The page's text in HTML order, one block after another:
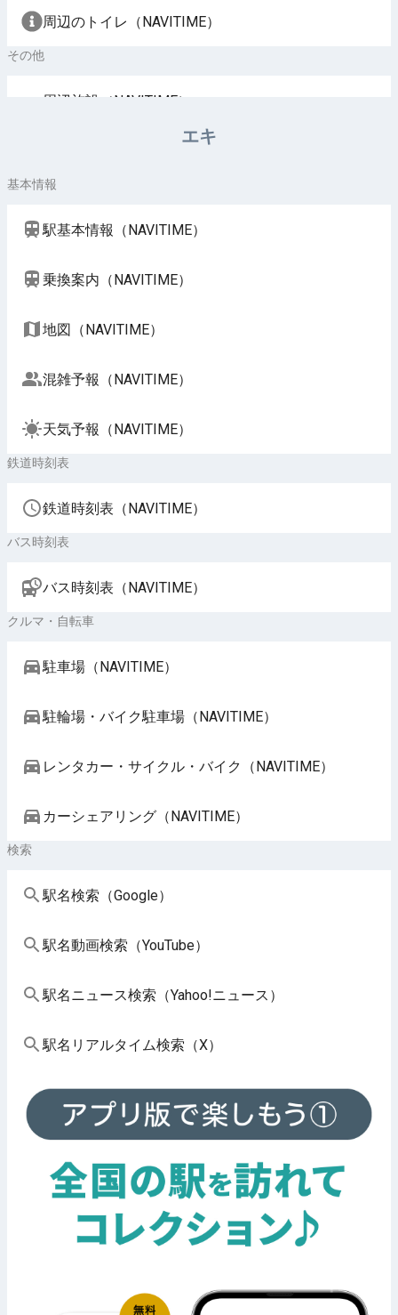
周辺のトイレ（NAVITIME）
その他
周辺施設（NAVITIME）
エキ
基本情報
駅基本情報（NAVITIME）
乗換案内（NAVITIME）
地図（NAVITIME）
混雑予報（NAVITIME）
天気予報（NAVITIME）
鉄道時刻表
鉄道時刻表（NAVITIME）
バス時刻表
バス時刻表（NAVITIME）
クルマ・自転車
駐車場（NAVITIME）
駐輪場・バイク駐車場（NAVITIME）
レンタカー・サイクル・バイク（NAVITIME）
カーシェアリング（NAVITIME）
検索
駅名検索（Google）
駅名動画検索（YouTube）
駅名ニュース検索（Yahoo!ニュース）
駅名リアルタイム検索（X）